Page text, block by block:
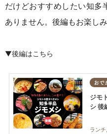
だけどおすすめしたい知多
ありません。後編もお楽しみ
▼後編はこちら
おで
ジモ
シ 後